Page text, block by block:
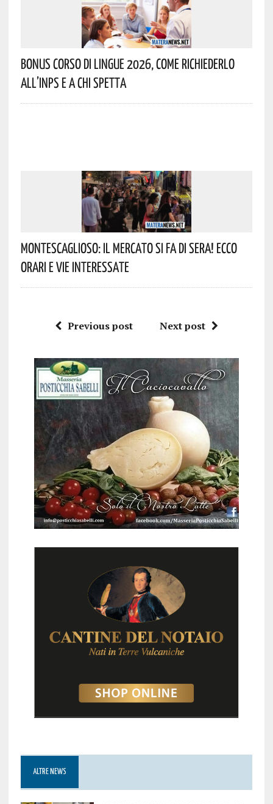
Bonus Corso Di Lingue 2026, Come Richiederlo
All’INPS E A Chi Spetta
Montescaglioso: Il Mercato Si Fa Di Sera! Ecco
Orari E Vie Interessate
Previous post Next post
ALTRE NEWS